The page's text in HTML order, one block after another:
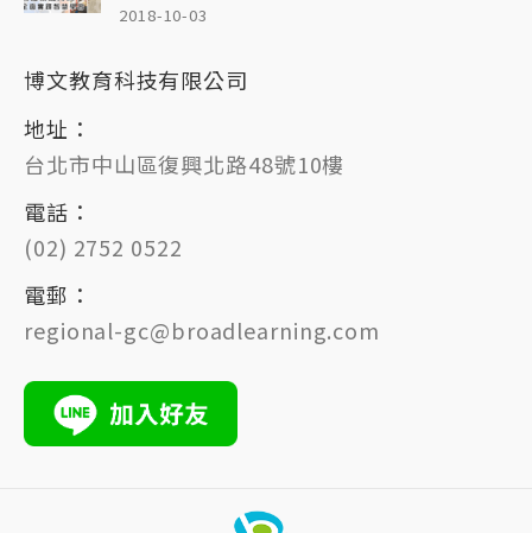
2018-10-03
博文教育科技有限公司
地址：
台北市中山區復興北路48號10樓
電話：
(02) 2752 0522
電郵：
regional-gc@broadlearning.com